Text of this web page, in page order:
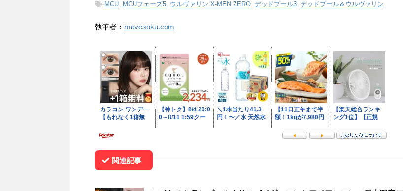
-MCU MCUフェーズ5 ウルヴァリン X-MEN ZERO ,デッドプール3 ,デッドプール＆ウルヴァリン
執筆者： mavesoku.com
関連記事